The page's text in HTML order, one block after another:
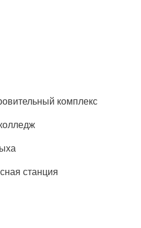
комплекс
станция